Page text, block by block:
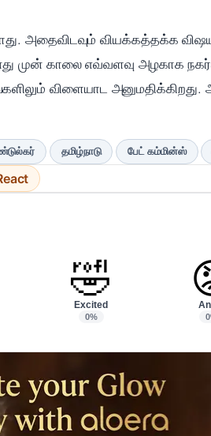
அதைவிடவும் வியக்கத்தக்க
முன் காலை எவ்வளவு அழகாக
விளையாட அனுமதிக்கிறது.
தமிழ்நாடு பேட் கம்மின்ஸ்
🤣
Excited
0%